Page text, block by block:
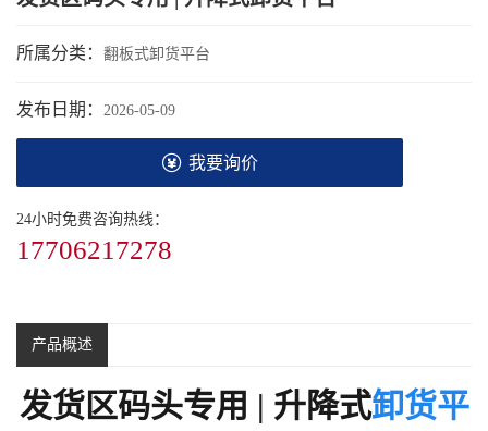
所属分类： 翻板式卸货平台
发布日期： 2026-05-09
我要询价
24小时免费咨询热线：
17706217278
产品概述
发货区码头专用 | 升降式卸货平